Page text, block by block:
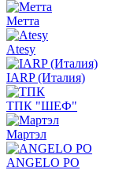
Метта
Atesy
IARP (Италия)
ТПК "ШЕФ"
Мартэл
ANGELO PO